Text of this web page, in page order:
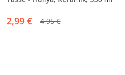
2,99 € 4,95 €